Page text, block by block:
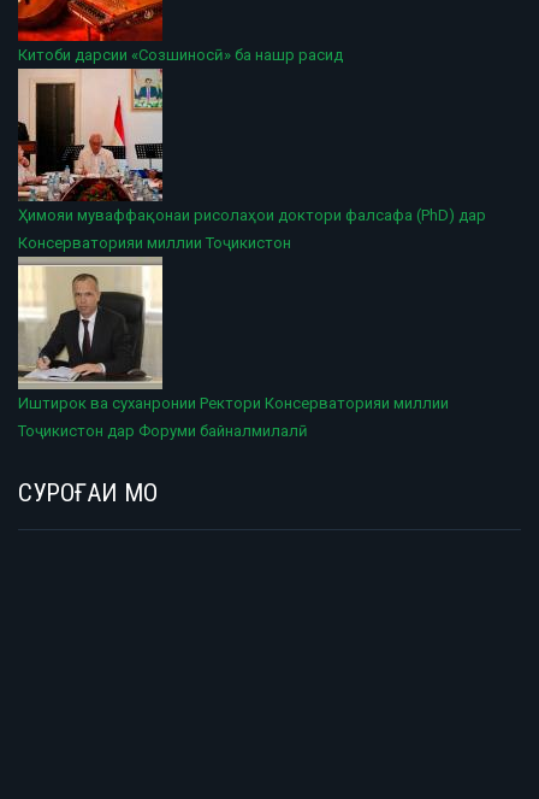
Китоби дарсии «Созшиносӣ» ба нашр расид
Ҳимояи муваффақонаи рисолаҳои доктори фалсафа (PhD) дар
Консерваторияи миллии Тоҷикистон
Иштирок ва суханронии Ректори Консерваторияи миллии
Тоҷикистон дар Форуми байналмилалӣ
СУРОҒАИ МО